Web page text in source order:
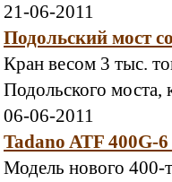
21-06-2011
Подольский мост
Кран весом 3 тыс.
Подольского моста,
06-06-2011
Tadano ATF 400G-6
Модель нового 400-